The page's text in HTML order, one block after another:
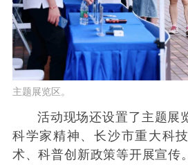
主题展览区。
活动现场还设置了主题展
科学家精神、长沙市重大科
术、科普创新政策等开展宣传